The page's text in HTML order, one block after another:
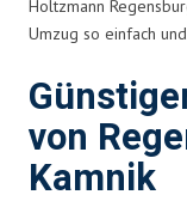
Holtzmann
Umzug so einfach
von
Kamnik